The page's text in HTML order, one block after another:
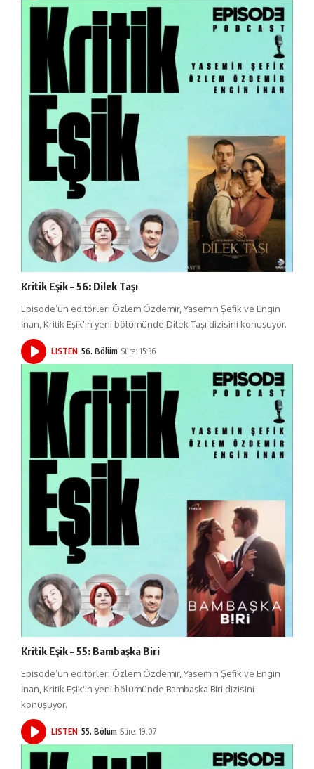
Kritik Eşik – 56: Dilek Taşı
Episode’un editörleri Özlem Özdemir, Yasemin Şefik ve Engin
İnan, Kritik Eşik'in yeni bölümünde Dilek Taşı dizisini konuşuyor.
LISTEN 56. Bölüm Süre: 15:36
Kritik Eşik – 55: Bambaşka Biri
Episode’un editörleri Özlem Özdemir, Yasemin Şefik ve Engin
İnan, Kritik Eşik'in yeni bölümünde Bambaşka Biri dizisini
konuşuyor.
LISTEN 55. Bölüm Süre: 19:07